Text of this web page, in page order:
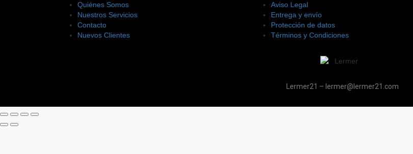
Quiénes Somos
Nuestros Servicios
Contacto
Nuevos Clientes
Aviso Legal
Entrega y envío
Protección de datos
Términos y Condiciones
Lermer21 – lermer@lermer21.com